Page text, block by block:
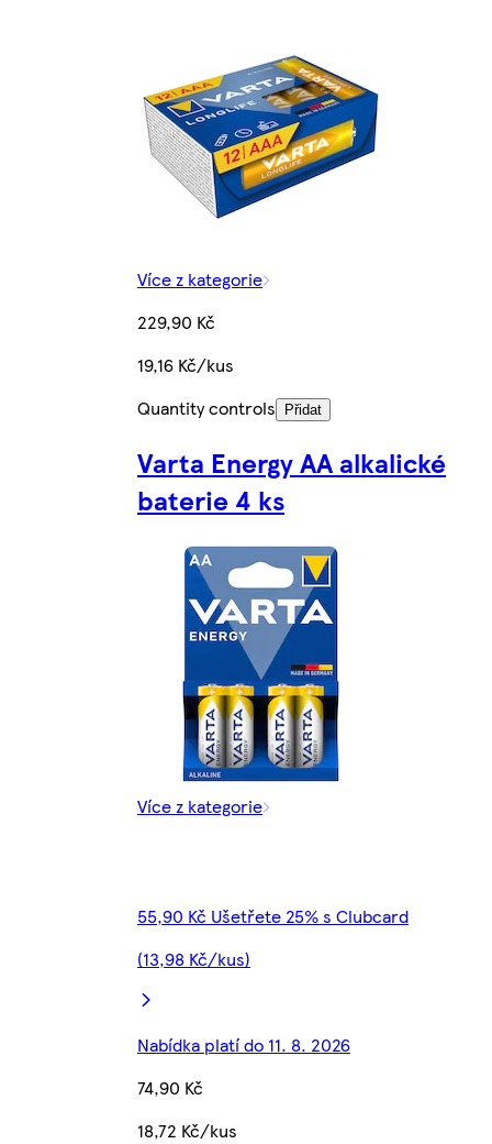
Více z kategorie
229,90 Kč
19,16 Kč/kus
Quantity controls
Přidat
Varta Energy AA alkalické
baterie 4 ks
Více z kategorie
55,90 Kč Ušetřete 25% s Clubcard
(13,98 Kč/kus)
Nabídka platí do 11. 8. 2026
74,90 Kč
18,72 Kč/kus